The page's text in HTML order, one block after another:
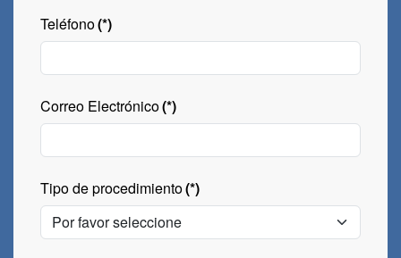
Teléfono(*)
Correo Electrónico(*)
Tipo de procedimiento(*)